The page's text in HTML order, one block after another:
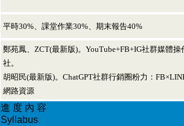
平時30%、課堂作業30%、期末報告40%
鄭苑鳳、ZCT(最新版)。YouTube+FB+IG社群媒體
社。
胡昭民(最新版)。ChatGPT社群行銷圈粉力：
網路資源
進 度 內 容
Syllabus